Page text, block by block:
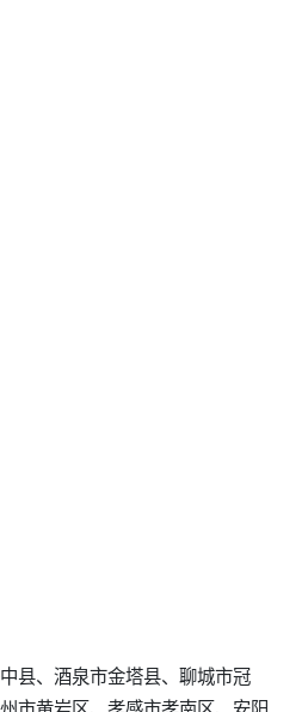
县、酒泉市金塔县、聊城市冠
市黄岩区、孝感市孝南区、安阳